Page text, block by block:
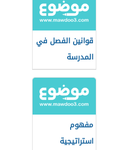
قوانين الفصل في
المدرسة
مفهوم
استراتيجية